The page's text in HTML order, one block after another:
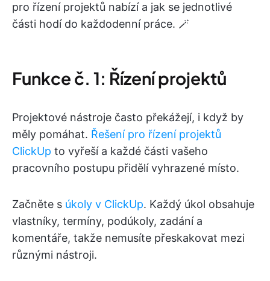
pro řízení projektů nabízí a jak se jednotlivé
části hodí do každodenní práce. 🪄
Funkce č. 1: Řízení projektů
Projektové nástroje často překážejí, i když by
měly pomáhat. Řešení pro řízení projektů
ClickUp to vyřeší a každé části vašeho
pracovního postupu přidělí vyhrazené místo.
Začněte s úkoly v ClickUp. Každý úkol obsahuje
vlastníky, termíny, podúkoly, zadání a
komentáře, takže nemusíte přeskakovat mezi
různými nástroji.